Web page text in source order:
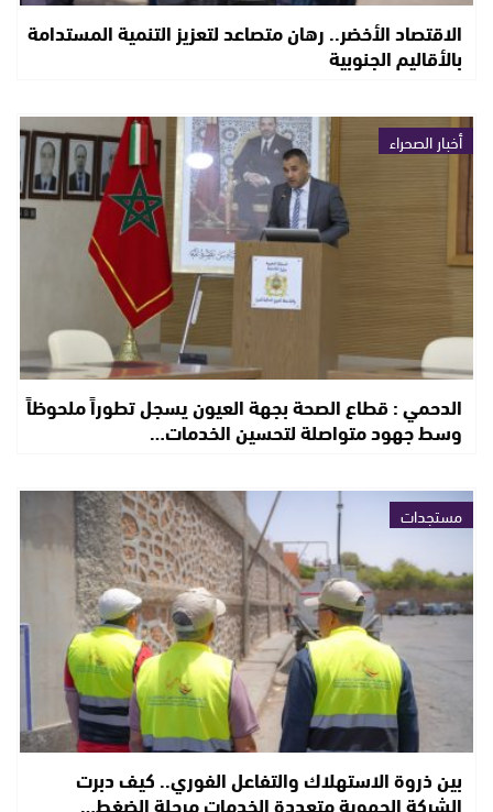
الاقتصاد الأخضر.. رهان متصاعد لتعزيز التنمية المستدامة
بالأقاليم الجنوبية
أخبار الصحراء
الدحمي : قطاع الصحة بجهة العيون يسجل تطوراً ملحوظاً
وسط جهود متواصلة لتحسين الخدمات…
مستجدات
بين ذروة الاستهلاك والتفاعل الفوري.. كيف دبرت